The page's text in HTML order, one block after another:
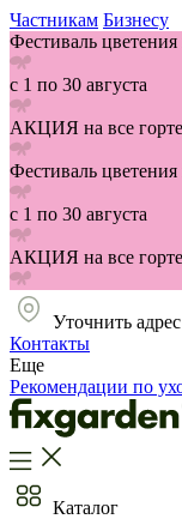
Частникам Бизнесу
Фестиваль
с 1 по 30 августа
АКЦИЯ на все
Фестиваль
с 1 по 30 августа
АКЦИЯ на все
Уточнить
Контакты
Еще
Рекомендации по
Каталог